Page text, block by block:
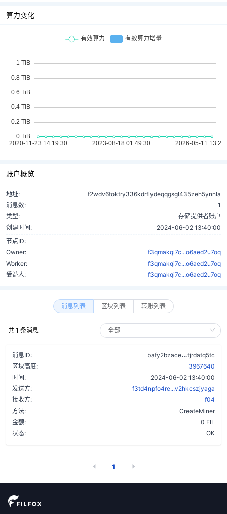
算力变化
账户概览
地址:
f2wdv6toktry336kdrflydeqqgsgl435zeh5ynnla
消息数:
1
类型:
存储提供者账户
创建时间:
2024-06-02 13:40:00
节点ID:
Owner:
f3qmakqi7c...o6aed2u7oq
Worker:
f3qmakqi7c...o6aed2u7oq
受益人:
f3qmakqi7c...o6aed2u7oq
消息列表 区块列表 转账列表
共 1 条消息
消息ID: bafy2bzace
tjrdatq5tc
区块高度:
3967640
时间:
2024-06-02 13:40:00
发送方:
f3td4npfo4re...v2hkcszjyaga
接收方:
f04
方法:
CreateMiner
金额:
0 FIL
状态:
OK
1